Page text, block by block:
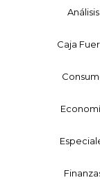
Análisis
Caja